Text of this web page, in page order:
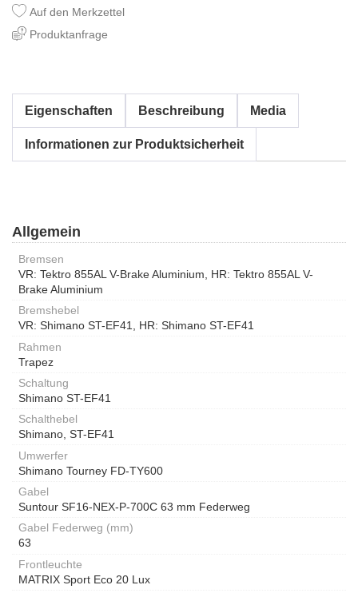
Auf den Merkzettel
Produktanfrage
Eigenschaften Beschreibung Media
Informationen zur Produktsicherheit
Allgemein
Bremsen
VR: Tektro 855AL V-Brake Aluminium, HR: Tektro 855AL V-
Brake Aluminium
Bremshebel
VR: Shimano ST-EF41, HR: Shimano ST-EF41
Rahmen
Trapez
Schaltung
Shimano ST-EF41
Schalthebel
Shimano, ST-EF41
Umwerfer
Shimano Tourney FD-TY600
Gabel
Suntour SF16-NEX-P-700C 63 mm Federweg
Gabel Federweg (mm)
63
Frontleuchte
MATRIX Sport Eco 20 Lux